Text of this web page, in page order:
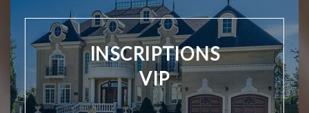
INSCRIPTIONS
VIP